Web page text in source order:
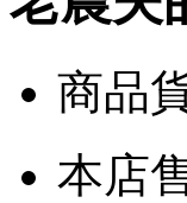
商品
本店